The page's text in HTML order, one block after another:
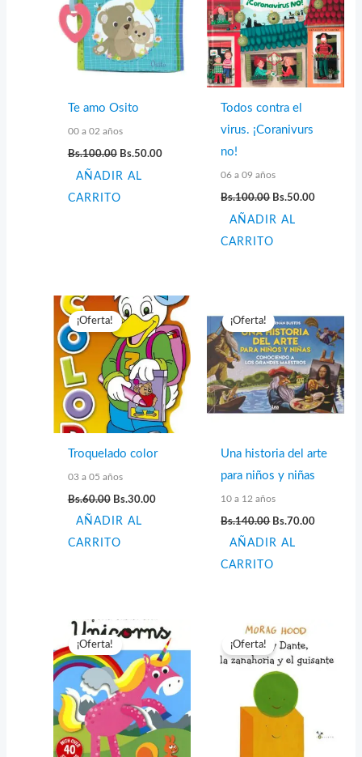
Te amo Osito
00 a 02 años
Bs.100.00 El
original
Bs.100.00.
Bs.50.00El
AÑADIR AL
CARRITO
Todos contra el
virus. ¡Coranivurs
no!
06 a 09 años
Bs.100.00 El
original
Bs.100.00.
Bs.50.00
AÑADIR AL
CARRITO
¡Oferta!
Troquelado color
03 a 05 años
Bs.60.00 El
original
era:
Bs.60.00.
Bs.30.00El
AÑADIR AL
CARRITO
¡Oferta!
Una historia del arte
para niños y niñas
10 a 12 años
Bs.140.00 El
original
Bs.140.00.
Bs.70.00
AÑADIR AL
CARRITO
¡Oferta! ¡Oferta!